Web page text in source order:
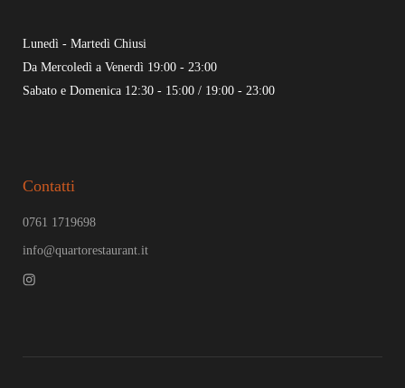
Lunedì - Martedì Chiusi
Da Mercoledì a Venerdì 19:00 - 23:00
Sabato e Domenica 12:30 - 15:00 / 19:00 - 23:00
Contatti
0761 1719698
info@quartorestaurant.it